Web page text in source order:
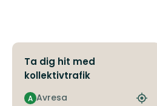
Ta dig hit med
kollektivtrafik
Avresa
A
Hitta